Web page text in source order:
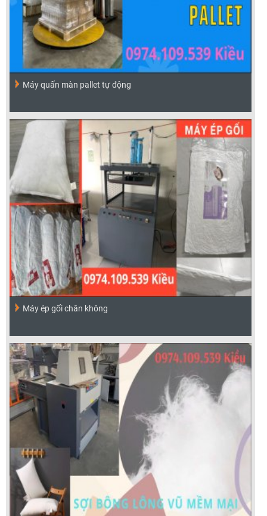
Máy quấn màn pallet tự động
Máy ép gối chân không